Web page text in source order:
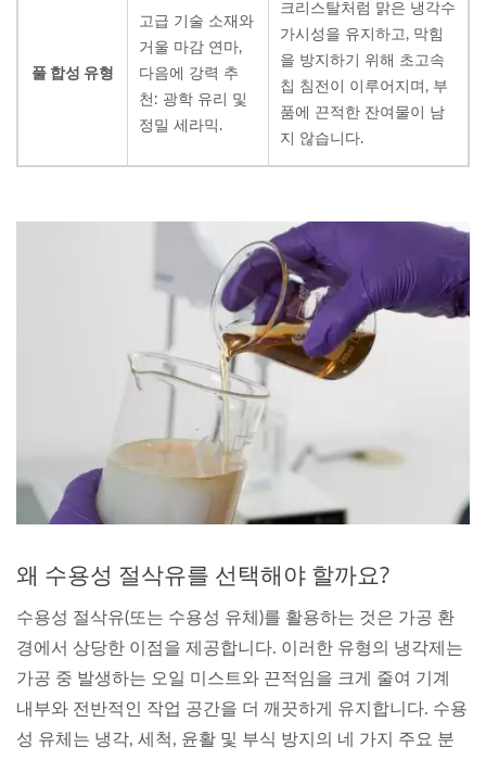
풀 합성 유형
고급 기술 소재와
거울 마감 연마,
다음에 강력 추
천: 광학 유리 및
정밀 세라믹.
크리스탈처럼 맑은 냉각수
가시성을 유지하고, 막힘
을 방지하기 위해 초고속
칩 침전이 이루어지며, 부
품에 끈적한 잔여물이 남
지 않습니다.
왜 수용성 절삭유를 선택해야 할까요?
수용성 절삭유(또는 수용성 유체)를 활용하는 것은 가공 환
경에서 상당한 이점을 제공합니다. 이러한 유형의 냉각제는
가공 중 발생하는 오일 미스트와 끈적임을 크게 줄여 기계
내부와 전반적인 작업 공간을 더 깨끗하게 유지합니다. 수용
성 유체는 냉각, 세척, 윤활 및 부식 방지의 네 가지 주요 분